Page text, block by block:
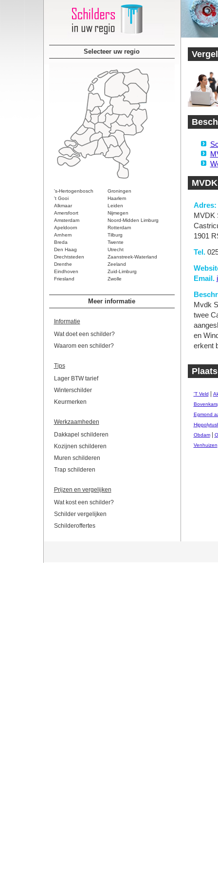
Selecteer uw regio
's-Hertogenbosch
Groningen
't Gooi
Haarlem
Alkmaar
Leiden
Amersfoort
Nijmegen
Amsterdam
Noord-Midden Limburg
Apeldoorn
Rotterdam
Arnhem
Tilburg
Breda
Twente
Den Haag
Utrecht
Drechtsteden
Zaanstreek-Waterland
Drenthe
Zeeland
Eindhoven
Zuid-Limburg
Friesland
Zwolle
Meer informatie
Informatie
Wat doet een schilder?
Waarom een schilder?
Tips
Lager BTW tarief
Winterschilder
Keurmerken
Werkzaamheden
Dakkapel schilderen
Kozijnen schilderen
Muren schilderen
Trap schilderen
Prijzen en vergelijken
Wat kost een schilder?
Schilder vergelijken
Schilderoffertes
Adres:
MVDK
1901
Tel.
Email.
Mvdk
twee
en
erkent
'T Veld
Egmond
Obdam|
Venhuizen